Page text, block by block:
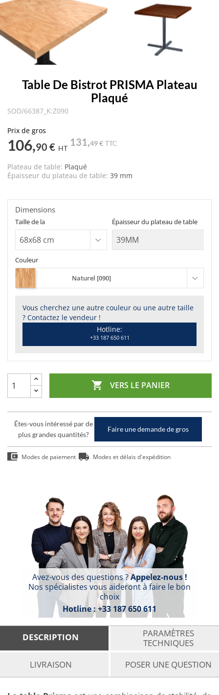
Table De Bistrot PRISMA Plateau
Plaqué
SOD/66387_K:Z090
Prix de gros
106,90 € HT
131,49 € TTC
Plateau de table: Plaqué
Épaisseur du plateau de table: 39 mm
Couleur
Naturel [090]
Vous cherchez une autre couleur ou une autre taille
? Contactez le vendeur !
Hotline:
+33 187 650 611
Taille de la Épaisseur du plateau de table
Dimensions
 VERS LE PANIER
Êtes-vous intéressé par de
plus grandes quantités?
Faire une demande de gros
Modes de paiement Modes et délais d'expédition
Avez-vous des questions ?Appelez-nous !
Nos spécialistes vous aideront à faire le bon
choix
Hotline :+33 187 650 611
DESCRIPTION
PARAMÈTRES
TECHNIQUES
LIVRAISON
POSER UNE QUESTION